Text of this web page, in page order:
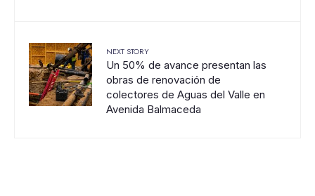
NEXT STORY
Un 50% de avance presentan las
obras de renovación de
colectores de Aguas del Valle en
Avenida Balmaceda